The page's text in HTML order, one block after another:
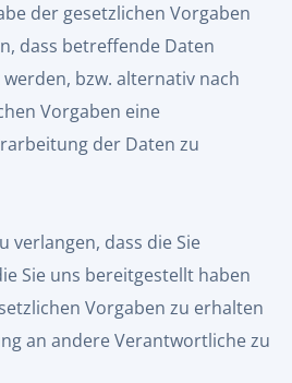
der gesetzlichen Vorgaben
dass betreffende Daten
bzw. alternativ nach
Vorgaben eine
der Daten zu
verlangen, dass die Sie
Sie uns bereitgestellt haben
Vorgaben zu erhalten
an andere Verantwortliche zu